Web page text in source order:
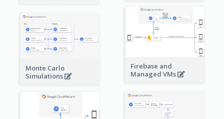
Firebase and
Managed VMs
Monte Carlo
Simulations